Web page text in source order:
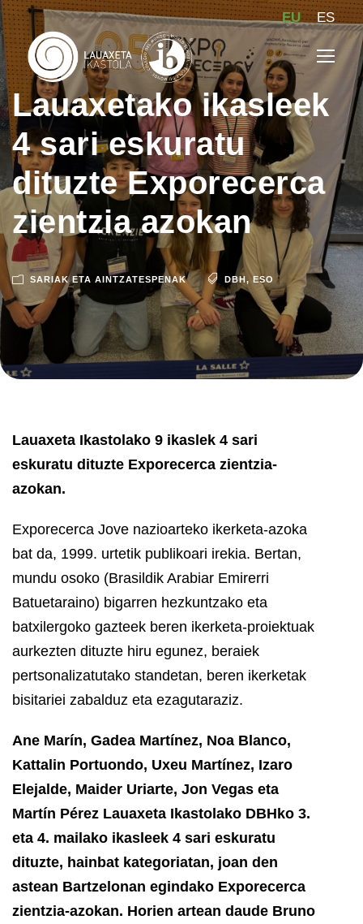
EU ES
Lauaxetako ikasleek
4 sari eskuratu
dituzte Exporecerca
zientzia azokan
SARIAK ETA AINTZATESPENAK DBH, ESO
Lauaxeta Ikastolako 9 ikaslek 4 sari
eskuratu dituzte Exporecerca zientzia-
azokan.
Exporecerca Jove nazioarteko ikerketa-azoka
bat da, 1999. urtetik publikoari irekia. Bertan,
mundu osoko (Brasildik Arabiar Emirerri
Batuetaraino) bigarren hezkuntzako eta
batxilergoko gazteek beren ikerketa-proiektuak
aurkezten dituzte hiru egunez, beraiek
pertsonalizatutako standetan, beren ikerketak
bisitariei zabalduz eta ezagutaraziz.
Ane Marín, Gadea Martínez, Noa Blanco,
Kattalin Portuondo, Uxeu Martínez, Izaro
Elejalde, Maider Uriarte, Jon Vegas eta
Martín Pérez Lauaxeta Ikastolako DBHko 3.
eta 4. mailako ikasleek 4 sari eskuratu
dituzte, hainbat kategoriatan, joan den
astean Bartzelonan egindako Exporecerca
zientzia-azokan. Horien artean daude Bruno